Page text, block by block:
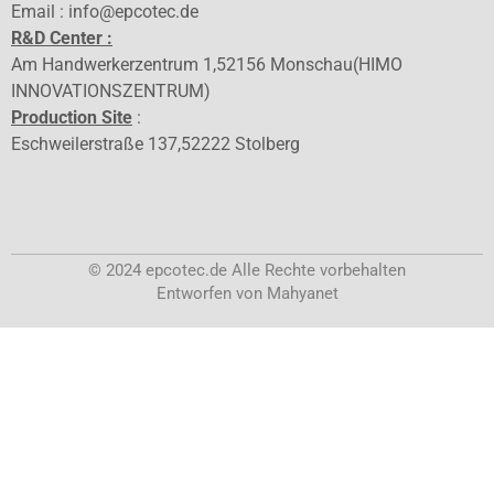
Email : info@epcotec.de
R&D Center :
Am Handwerkerzentrum 1,52156 Monschau(HIMO
INNOVATIONSZENTRUM)
Production Site :
Eschweilerstraße 137,52222 Stolberg
© 2024 epcotec.de Alle Rechte vorbehalten
Entworfen von Mahyanet